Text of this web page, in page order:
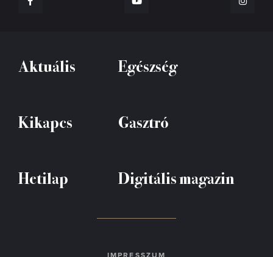
Aktuális Egészség
Kikapcs Gasztró
Hetilap Digitális magazin
IMPRESSZUM